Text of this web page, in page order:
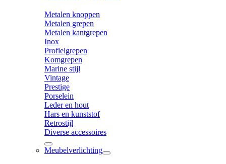
Metalen knoppen
Metalen grepen
Metalen kantgrepen
Inox
Profielgrepen
Komgrepen
Marine stijl
Vintage
Prestige
Porselein
Leder en hout
Hars en kunststof
Retrostijl
Diverse accessoires
Meubelverlichting